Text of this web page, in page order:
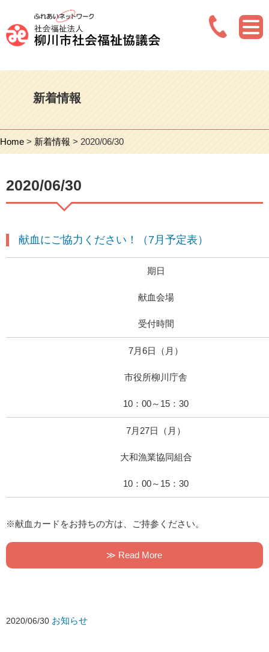
新着情報
Home > 新着情報 > 2020/06/30
2020/06/30
献血にご協力ください！（7月予定表）
期日
献血会場
受付時間
7月6日（月）
市役所柳川庁舎
10：00～15：30
7月27日（月）
大和漁業協同組合
10：00～15：30
※献血カードをお持ちの方は、ご持参ください。
≫ Read More
2020/06/30 お知らせ